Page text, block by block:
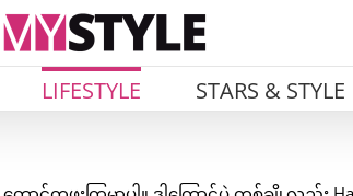
LIFESTYLE STARS & STYLE